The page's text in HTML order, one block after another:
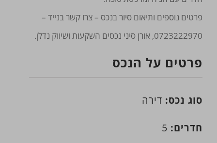
פרטים נוספים ותיאום סיור בנכס – צרו קשר בנייד –
0723222970, אורן סיני נכסים השקעות ושיווק נדלן.
פרטים על הנכס
סוג נכס: דירה
חדרים: